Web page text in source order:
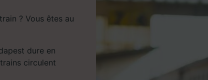
? Vous êtes au
dure en
circulent